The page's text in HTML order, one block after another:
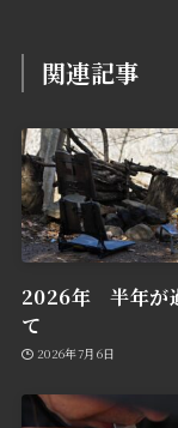
関連記事
2026年 半年が
て
2026年7月6日